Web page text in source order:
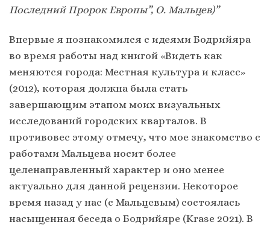
Последний Пророк Европы”, О. Мальцев)”
Впервые я познакомился с идеями Бодрийяра
во время работы над книгой «Видеть как
меняются города: Местная культура и класс»
(2012), которая должна была стать
завершающим этапом моих визуальных
исследований городских кварталов. В
противовес этому отмечу, что мое знакомство с
работами Мальцева носит более
целенаправленный характер и оно менее
актуально для данной рецензии. Некоторое
время назад у нас (с Мальцевым) состоялась
насыщенная беседа о Бодрийяре (Krase 2021). В